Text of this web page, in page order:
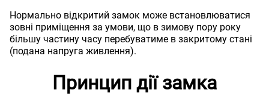
Нормально відкритий замок може встановлюватися
зовні приміщення за умови, що в зимову пору року
більшу частину часу перебуватиме в закритому стані
(подана напруга живлення).
Принцип дії замка